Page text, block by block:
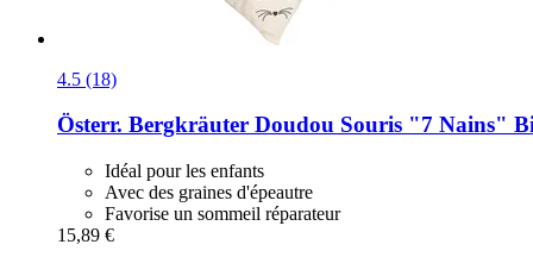
4.5 (18)
Österr. Bergkräuter Doudou Souris "7 Nains"
Idéal pour les enfants
Avec des graines d'épeautre
Favorise un sommeil réparateur
15,89 €